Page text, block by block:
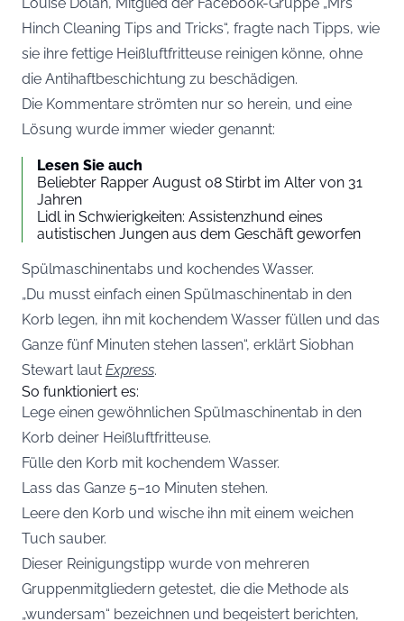
Hinch Cleaning Tips and Tricks“, fragte nach Tipps, wie
sie ihre fettige Heißluftfritteuse reinigen könne, ohne
die Antihaftbeschichtung zu beschädigen.
Die Kommentare strömten nur so herein, und eine
Lösung wurde immer wieder genannt:
Lesen Sie auch
Beliebter Rapper August 08 Stirbt im Alter von 31
Jahren
Lidl in Schwierigkeiten: Assistenzhund eines
autistischen Jungen aus dem Geschäft geworfen
Spülmaschinentabs und kochendes Wasser.
„Du musst einfach einen Spülmaschinentab in den
Korb legen, ihn mit kochendem Wasser füllen und das
Ganze fünf Minuten stehen lassen“, erklärt Siobhan
Stewart laut Express.
So funktioniert es:
Lege einen gewöhnlichen Spülmaschinentab in den
Korb deiner Heißluftfritteuse.
Fülle den Korb mit kochendem Wasser.
Lass das Ganze 5–10 Minuten stehen.
Leere den Korb und wische ihn mit einem weichen
Tuch sauber.
Dieser Reinigungstipp wurde von mehreren
Gruppenmitgliedern getestet, die die Methode als
„wundersam“ bezeichnen und begeistert berichten,